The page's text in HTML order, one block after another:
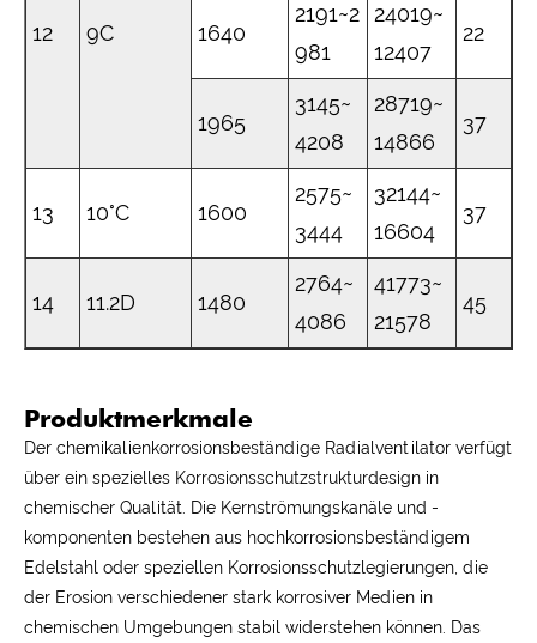
12 9C 1640
2191~2
981
24019~
12407
22
1965
3145~
4208
28719~
14866
37
13 10°C 1600
2575~
3444
32144~
16604
37
14 11.2D 1480
2764~
4086
41773~
21578
45
Produktmerkmale
Der chemikalienkorrosionsbeständige Radialventilator verfügt
über ein spezielles Korrosionsschutzstrukturdesign in
chemischer Qualität. Die Kernströmungskanäle und -
komponenten bestehen aus hochkorrosionsbeständigem
Edelstahl oder speziellen Korrosionsschutzlegierungen, die
der Erosion verschiedener stark korrosiver Medien in
chemischen Umgebungen stabil widerstehen können. Das